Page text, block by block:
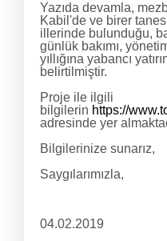
Yazıda devamla,
Kabil'de ve birer
illerinde bulunduğu,
günlük bakımı,
yıllığına yabancı
belirtilmiştir.
Proje ile ilgili
bilgilerin https://
adresinde yer
Bilgilerinize sunarız,
Saygılarımızla,
04.02.2019